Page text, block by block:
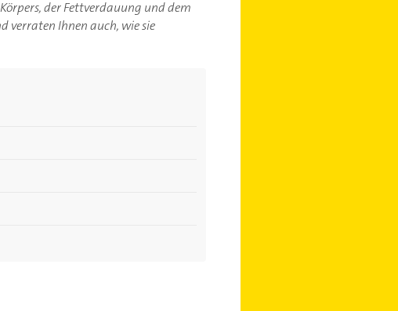
der Fettverdauung und dem
verraten Ihnen auch, wie sie